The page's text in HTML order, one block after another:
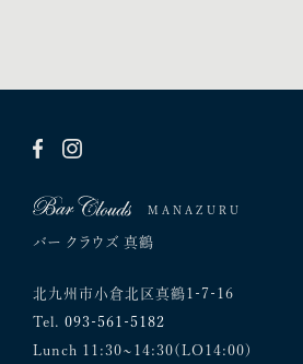
MANAZURU
バー クラウズ 真鶴
北九州市小倉北区真鶴1-7-16
Tel. 093-561-5182
Lunch 11:30~14:30(LO14:00)